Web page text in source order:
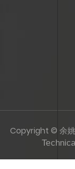
Copyright © 余姚